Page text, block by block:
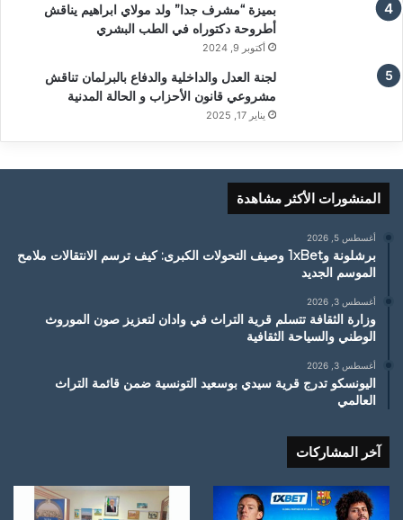
بميزة “مشرف جدا” ولد مولاي ابراهيم يناقش
أطروحة دكتوراه في الطب البشري
أكتوبر 9, 2024
لجنة العدل والداخلية والدفاع بالبرلمان تناقش
مشروعي قانون الأحزاب و الحالة المدنية
يناير 17, 2025
المنشورات الأكثر مشاهدة
أغسطس 5, 2026
برشلونة و1xBet وصيف التحولات الكبرى: كيف ترسم الانتقالات ملامح
الموسم الجديد
أغسطس 3, 2026
وزارة الثقافة تتسلم قرية التراث في وادان لتعزيز صون الموروث
الوطني والسياحة الثقافية
أغسطس 3, 2026
اليونسكو تدرج قرية سيدي بوسعيد التونسية ضمن قائمة التراث
العالمي
آخر المشاركات